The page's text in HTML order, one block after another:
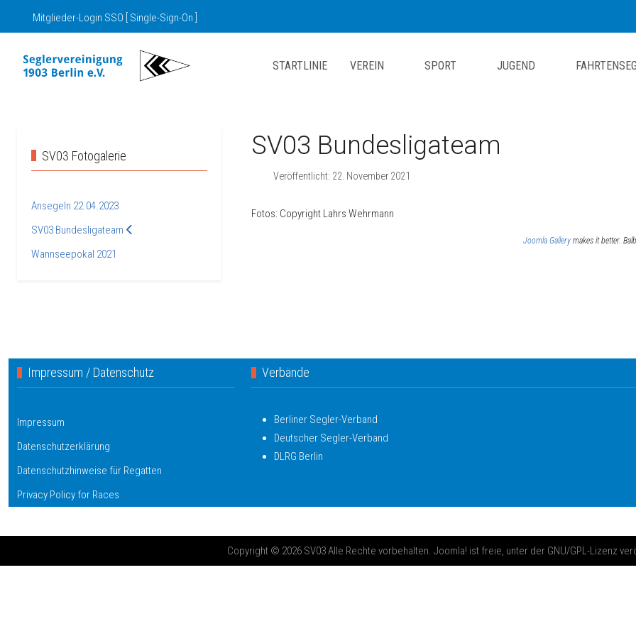
Mitglieder-Login SSO [ Single-Sign-On ]
STARTLINIE VEREIN SPORT JUGEND
SV03 Fotogalerie
Ansegeln 22.04.2023
SV03 Bundesligateam
Wannseepokal 2021
SV03 Bundesligateam
Veröffentlicht: 22. November 2021
Fotos: Copyright Lahrs Wehrmann
Joomla Gallery makes it better.
Impressum / Datenschutz
Impressum
Datenschutzerklärung
Datenschutzhinweise für Regatten
Privacy Policy for Races
Verbände
Berliner Segler-Verband
Deutscher Segler-Verband
DLRG Berlin
Copyright © 2026 SV03 Alle Rechte vorbehalten. Joomla! ist freie, unter der GNU/GPL-Lizenz